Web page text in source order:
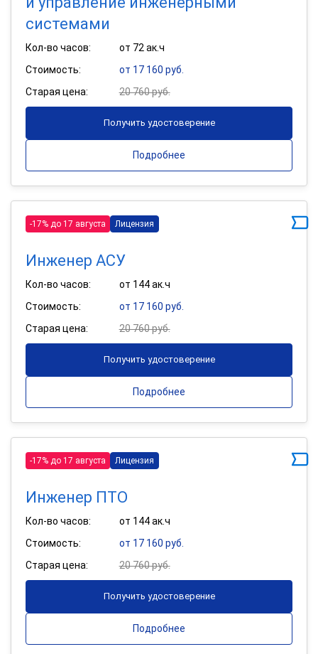
системами
Кол-во часов:
от 72 ак.ч
Стоимость:
от 17 160 руб.
Старая цена:
20 760 руб.
Получить удостоверение
Подробнее
-17% до 17 августа Лицензия
Инженер АСУ
Кол-во часов:
от 144 ак.ч
Стоимость:
от 17 160 руб.
Старая цена:
20 760 руб.
Получить удостоверение
Подробнее
-17% до 17 августа Лицензия
Инженер ПТО
Кол-во часов:
от 144 ак.ч
Стоимость:
от 17 160 руб.
Старая цена:
20 760 руб.
Получить удостоверение
Подробнее